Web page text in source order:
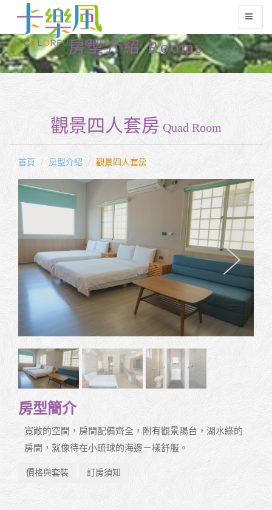
房型介紹 Rooms
觀景四人套房 Quad Room
首頁 房型介紹 觀景四人套房
房型簡介
寬敞的空間，房間配備齊全，附有觀景陽台，湖水綠的
房間，就像待在小琉球的海邊ㄧ樣舒服。
價格與套裝 訂房須知